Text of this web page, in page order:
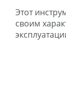
Этот
своим